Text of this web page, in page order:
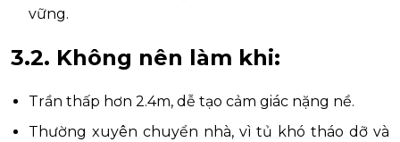
vững.
3.2. Không nên làm khi:
Trần thấp hơn 2.4m, dễ tạo cảm giác nặng nề.
Thường xuyên chuyển nhà, vì tủ khó tháo dỡ và